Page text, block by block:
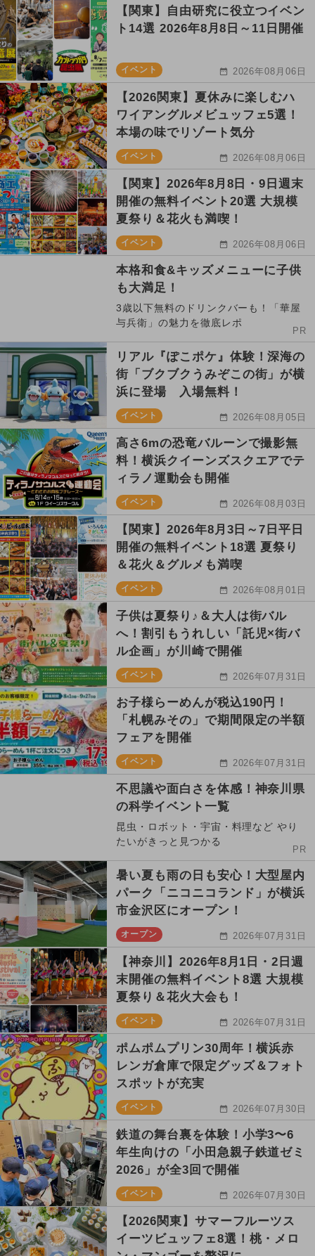
【関東】自由研究に役立つイベン
ト14選 2026年8月8日～11日開催
イベント 2026年08月06日
【2026関東】夏休みに楽しむハ
ワイアングルメビュッフェ5選！
本場の味でリゾート気分
イベント 2026年08月06日
【関東】2026年8月8日・9日週末
開催の無料イベント20選 大規模
夏祭り＆花火も満喫！
イベント 2026年08月06日
本格和食&キッズメニューに子供
も大満足！
3歳以下無料のドリンクバーも！「華屋
与兵衛」の魅力を徹底レポ
PR
リアル『ぽこポケ』体験！深海の
街「ブクブクうみぞこの街」が横
浜に登場 入場無料！
イベント 2026年08月05日
高さ6mの恐竜バルーンで撮影無
料！横浜クイーンズスクエアでテ
ィラノ運動会も開催
イベント 2026年08月03日
【関東】2026年8月3日～7日平日
開催の無料イベント18選 夏祭り
＆花火＆グルメも満喫
イベント 2026年08月01日
子供は夏祭り♪＆大人は街バル
へ！割引もうれしい「託児×街バ
ル企画」が川崎で開催
イベント 2026年07月31日
お子様らーめんが税込190円！
「札幌みその」で期間限定の半額
フェアを開催
イベント 2026年07月31日
不思議や面白さを体感！神奈川県
の科学イベント一覧
昆虫・ロボット・宇宙・料理など やり
たいがきっと見つかる
PR
暑い夏も雨の日も安心！大型屋内
パーク「ニコニコランド」が横浜
市金沢区にオープン！
オープン 2026年07月31日
【神奈川】2026年8月1日・2日週
末開催の無料イベント8選 大規模
夏祭り＆花火大会も！
イベント 2026年07月31日
ポムポムプリン30周年！横浜赤
レンガ倉庫で限定グッズ＆フォト
スポットが充実
イベント 2026年07月30日
鉄道の舞台裏を体験！小学3〜6
年生向けの「小田急親子鉄道ゼミ
2026」が全3回で開催
イベント 2026年07月30日
【2026関東】サマーフルーツス
イーツビュッフェ8選！桃・メロ